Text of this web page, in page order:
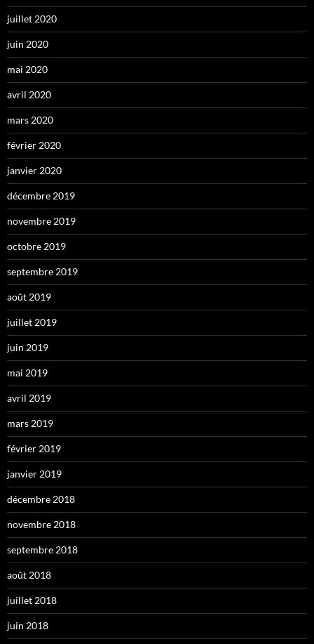
juillet 2020
juin 2020
mai 2020
avril 2020
mars 2020
février 2020
janvier 2020
décembre 2019
novembre 2019
octobre 2019
septembre 2019
août 2019
juillet 2019
juin 2019
mai 2019
avril 2019
mars 2019
février 2019
janvier 2019
décembre 2018
novembre 2018
septembre 2018
août 2018
juillet 2018
juin 2018